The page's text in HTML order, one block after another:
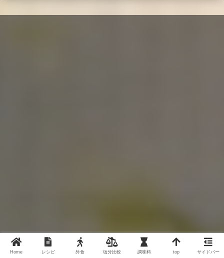
Home レシピ 外食 塩分比較 調味料 top サイドバー